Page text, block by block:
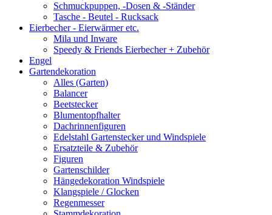
Schmuckpuppen, -Dosen & -Ständer
Tasche - Beutel - Rucksack
Eierbecher - Eierwärmer etc.
Mila und Inware
Speedy & Friends Eierbecher + Zubehör
Engel
Gartendekoration
Alles (Garten)
Balancer
Beetstecker
Blumentopfhalter
Dachrinnenfiguren
Edelstahl Gartenstecker und Windspiele
Ersatzteile & Zubehör
Figuren
Gartenschilder
Hängedekoration Windspiele
Klangspiele / Glocken
Regenmesser